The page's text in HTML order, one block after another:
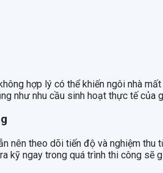
hợp lý có thể khiến ngôi nhà
như nhu cầu sinh hoạt thực tế của
nên theo dõi tiến độ và nghiệm
kỹ ngay trong quá trình thi công sẽ